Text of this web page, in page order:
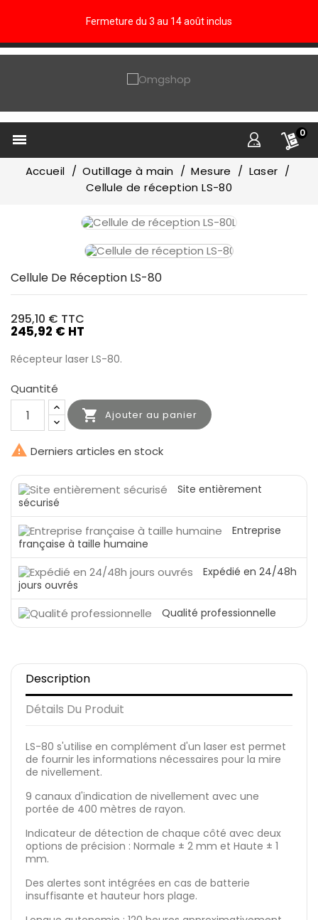
Fermeture du 3 au 14 août inclus
 0
Accueil Outillage à main Mesure
Laser
Cellule de réception LS-80
Cellule De Réception LS-80
295,10 € TTC
245,92 € HT
Récepteur laser LS-80.
Quantité
 Ajouter au panier
 Derniers articles en stock
Site entièrement
sécurisé
Entreprise
française à taille humaine
Expédié en 24/48h
jours ouvrés
Qualité professionnelle
Description
Détails Du Produit
LS-80 s'utilise en complément d'un laser est permet
de fournir les informations nécessaires pour la mire
de nivellement.
9 canaux d'indication de nivellement avec une
portée de 400 mètres de rayon.
Indicateur de détection de chaque côté avec deux
options de précision : Normale ± 2 mm et Haute ± 1
mm.
Des alertes sont intégrées en cas de batterie
insuffisante et hauteur hors plage.